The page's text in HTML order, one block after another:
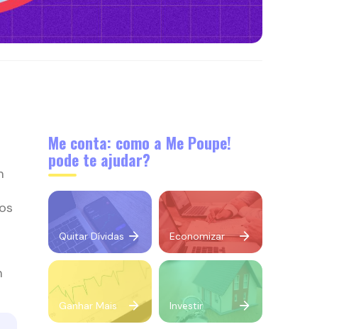
Me conta: como a Me Poupe!
pode te ajudar?
Quitar Dívidas Economizar
Ganhar Mais Investir